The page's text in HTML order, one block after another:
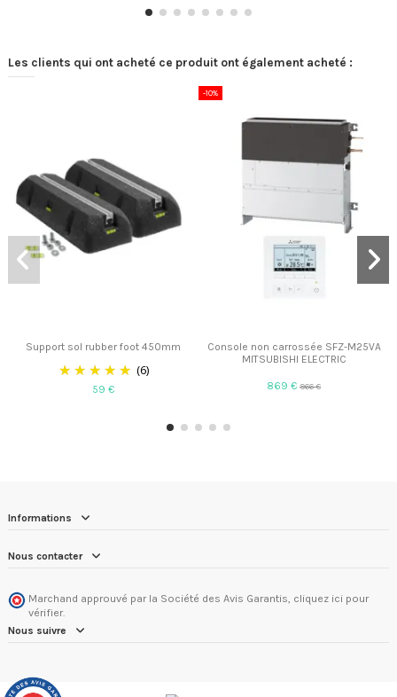
Les clients qui ont acheté ce produit ont également acheté :
Support sol rubber foot 450mm
(6)
59 €
-10%
Console non carrossée SFZ-M25VA
MITSUBISHI ELECTRIC
869 € 966 €
Informations
Nous contacter
Marchand approuvé par la Société des Avis Garantis, cliquez ici pour
vérifier.
Nous suivre